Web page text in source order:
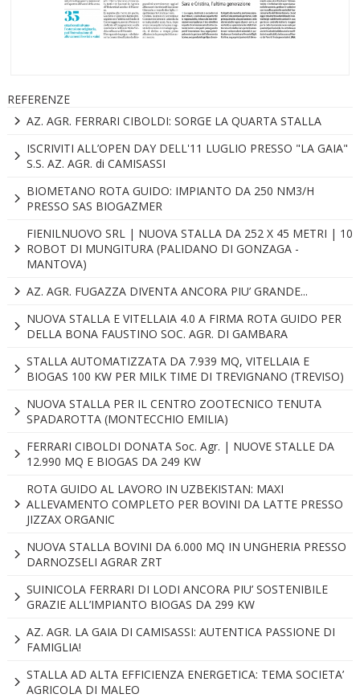
REFERENZE
AZ. AGR. FERRARI CIBOLDI: SORGE LA QUARTA STALLA
ISCRIVITI ALL’OPEN DAY DELL'11 LUGLIO PRESSO "LA GAIA"
S.S. AZ. AGR. di CAMISASSI
BIOMETANO ROTA GUIDO: IMPIANTO DA 250 NM3/H
PRESSO SAS BIOGAZMER
FIENILNUOVO SRL | NUOVA STALLA DA 252 X 45 METRI | 10
ROBOT DI MUNGITURA (PALIDANO DI GONZAGA -
MANTOVA)
AZ. AGR. FUGAZZA DIVENTA ANCORA PIU’ GRANDE...
NUOVA STALLA E VITELLAIA 4.0 A FIRMA ROTA GUIDO PER
DELLA BONA FAUSTINO SOC. AGR. DI GAMBARA
STALLA AUTOMATIZZATA DA 7.939 MQ, VITELLAIA E
BIOGAS 100 KW PER MILK TIME DI TREVIGNANO (TREVISO)
NUOVA STALLA PER IL CENTRO ZOOTECNICO TENUTA
SPADAROTTA (MONTECCHIO EMILIA)
FERRARI CIBOLDI DONATA Soc. Agr. | NUOVE STALLE DA
12.990 MQ E BIOGAS DA 249 KW
ROTA GUIDO AL LAVORO IN UZBEKISTAN: MAXI
ALLEVAMENTO COMPLETO PER BOVINI DA LATTE PRESSO
JIZZAX ORGANIC
NUOVA STALLA BOVINI DA 6.000 MQ IN UNGHERIA PRESSO
DARNOZSELI AGRAR ZRT
SUINICOLA FERRARI DI LODI ANCORA PIU’ SOSTENIBILE
GRAZIE ALL’IMPIANTO BIOGAS DA 299 KW
AZ. AGR. LA GAIA DI CAMISASSI: AUTENTICA PASSIONE DI
FAMIGLIA!
STALLA AD ALTA EFFICIENZA ENERGETICA: TEMA SOCIETA’
AGRICOLA DI MALEO